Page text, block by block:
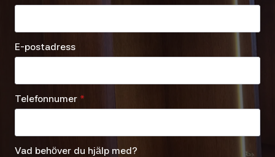
E-postadress
Telefonnumer *
Vad behöver du hjälp med?